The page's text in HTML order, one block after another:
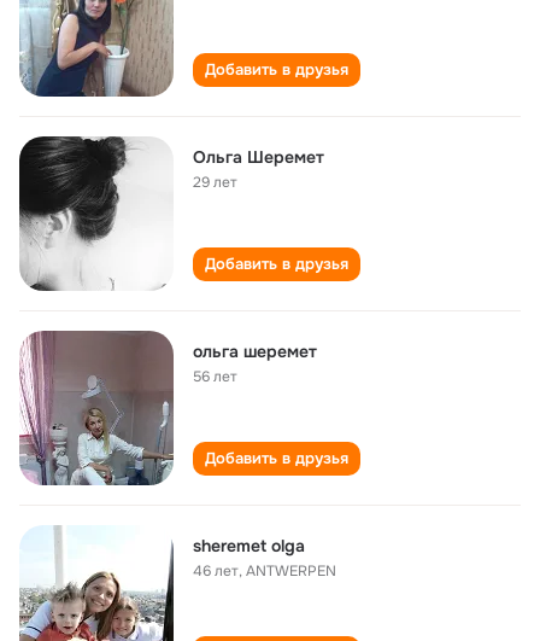
Добавить в друзья
Ольга Шеремет
29 лет
Добавить в друзья
ольга шеремет
56 лет
Добавить в друзья
sheremet olga
46 лет,ANTWERPEN